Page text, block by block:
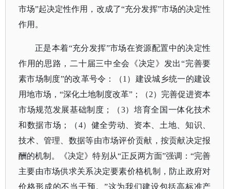
市场”起决定性作用，改成了“充分发挥”市场的决定性
作用。
正是本着“充分发挥”市场在资源配置中的决定性
作用的思路，二十届三中全会《决定》发出“完善要
素市场制度”的改革号令：（1）建设城乡统一的建设
用地市场，“深化土地制度改革”；（2）完善促进资本
市场规范发展基础制度；（3）培育全国一体化技术
和数据市场；（4）健全劳动、资本、土地、知识、
技术、管理、数据等由市场评价贡献，按贡献决定报
酬的机制。《决定》特别从“正反两方面”强调：“完善
主要由市场供求关系决定要素价格机制，防止政府对
价格形成的不当干预。”这为我们建设包括高标准产